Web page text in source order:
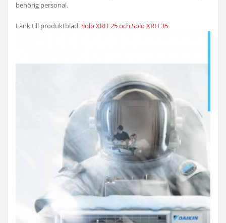
behörig personal.
Länk till produktblad:Solo XRH 25 och Solo XRH 35